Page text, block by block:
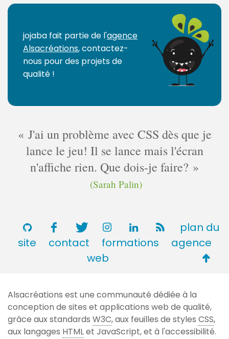
P
jojaba fait partie de l'agence
Alsacréations, contactez-
nous pour des projets de
qualité !
J'ai un problème avec CSS dès que je
lance le jeu! Il se lance mais l'écran
n'affiche rien. Que dois-je faire?
(Sarah Palin)
plan du
site
contact formations
agence
web
de
page
Alsacréations est une communauté dédiée à la
conception de sites et applications web de qualité,
grâce aux standards W3C, aux feuilles de styles CSS,
aux langages HTMLet JavaScript, et à l'accessibilité.